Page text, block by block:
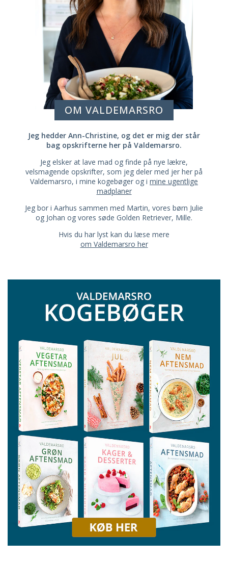
OM VALDEMARSRO
Jeg hedder Ann-Christine, og det er mig der står
bag opskrifterne her på Valdemarsro.
Jeg elsker at lave mad og finde på nye lækre,
velsmagende opskrifter, som jeg deler med jer her på
Valdemarsro, i mine kogebøger og i mine ugentlige
madplaner
Jeg bor i Aarhus sammen med Martin, vores børn Julie
og Johan og vores søde Golden Retriever, Mille.
Hvis du har lyst kan du læse mere
om Valdemarsro her